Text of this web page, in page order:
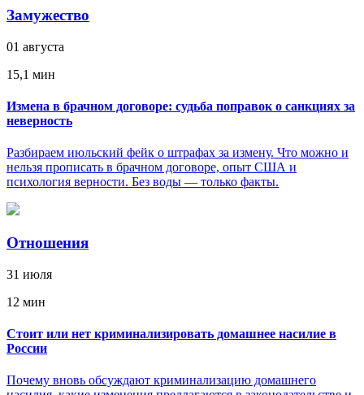
Замужество
01 августа
15,1 мин
Измена в брачном договоре: судьба поправок о санкциях за
неверность
Разбираем июльский фейк о штрафах за измену. Что можно и
нельзя прописать в брачном договоре, опыт США и
психология верности. Без воды — только факты.
Отношения
31 июля
12 мин
Стоит или нет криминализировать домашнее насилие в
России
Почему вновь обсуждают криминализацию домашнего